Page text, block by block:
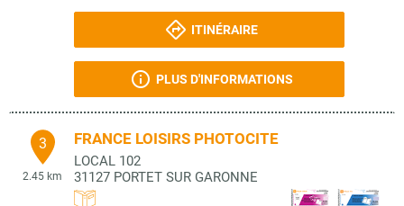
ITINÉRAIRE
PLUS D'INFORMATIONS
3
2.45 km
FRANCE LOISIRS PHOTOCITE
LOCAL 102
31127 PORTET SUR GARONNE